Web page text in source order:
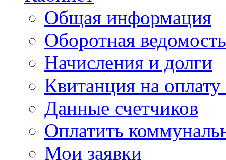
Общая информация
Оборотная ведомость
Начисления и долги
Квитанция на
Данные счетчиков
Оплатить
Мои заявки